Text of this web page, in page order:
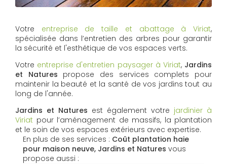
Votre entreprise de taille et abattage à Viriat,
spécialisée dans l’entretien des arbres pour garantir
la sécurité et l'esthétique de vos espaces verts.
Votre entreprise d'entretien paysager à Viriat, Jardins
et Natures propose des services complets pour
maintenir la beauté et la santé de vos jardins tout au
long de l'année.
Jardins et Natures est également votre jardinier à
Viriat pour l’aménagement de massifs, la plantation
et le soin de vos espaces extérieurs avec expertise.
En plus de ses services : Coût plantation haie
pour maison neuve, Jardins et Natures vous
propose aussi :